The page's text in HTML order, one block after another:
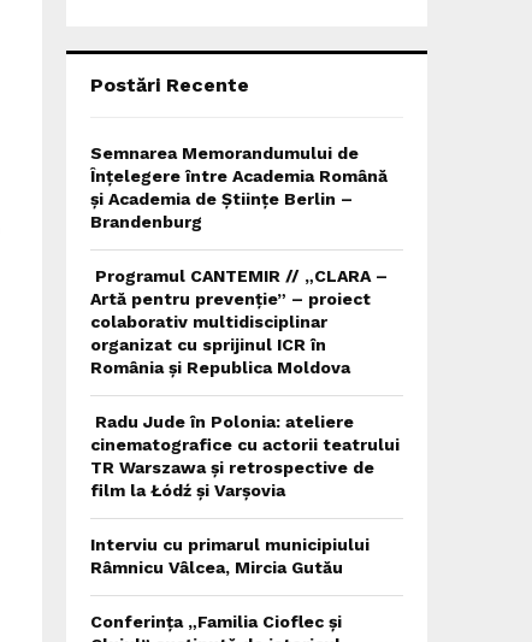
Postări Recente
Semnarea Memorandumului de
Înțelegere între Academia Română
și Academia de Științe Berlin –
Brandenburg
Programul CANTEMIR // „CLARA –
Artă pentru prevenție” – proiect
colaborativ multidisciplinar
organizat cu sprijinul ICR în
România și Republica Moldova
Radu Jude în Polonia: ateliere
cinematografice cu actorii teatrului
TR Warszawa și retrospective de
film la Łódź și Varșovia
Interviu cu primarul municipiului
Râmnicu Vâlcea, Mircia Gutău
Conferința „Familia Cioflec și